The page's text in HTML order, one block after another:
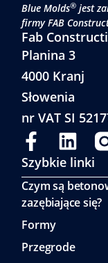
Blue Molds® jest
firmy FAB
Fab
Planina 3
4000 Kranj
Słowenia
nr VAT SI
Szybkie linki
Czym są
zazębiające się?
Formy
Przegrode